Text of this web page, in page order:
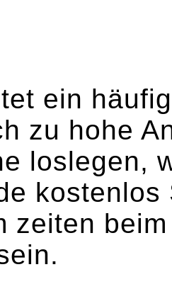
ein
zu hohe
loslegen,
zeiten